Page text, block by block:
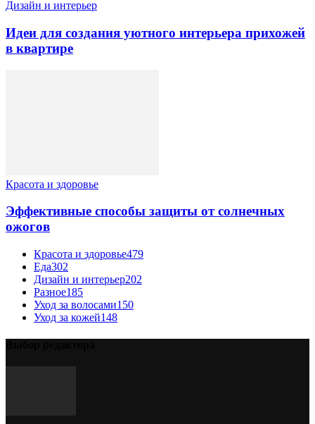
Дизайн и интерьер
Идеи для создания уютного интерьера прихожей
в квартире
Красота и здоровье
Эффективные способы защиты от солнечных
ожогов
Красота и здоровье479
Еда302
Дизайн и интерьер202
Разное185
Уход за волосами150
Уход за кожей148